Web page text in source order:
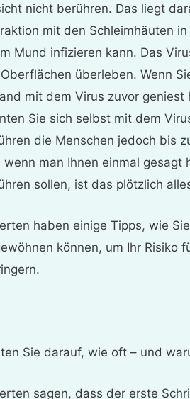
nicht berühren. Das liegt
mit den Schleimhäuten
Mund infizieren kann. Das
überleben. Wenn
mit dem Virus zuvor
Sie sich selbst mit dem
die Menschen jedoch bis
wenn man Ihnen einmal gesagt
sollen, ist das plötzlich
haben einige Tipps, wie
können, um Ihr Risiko
Sie darauf, wie oft – und
sagen, dass der erste